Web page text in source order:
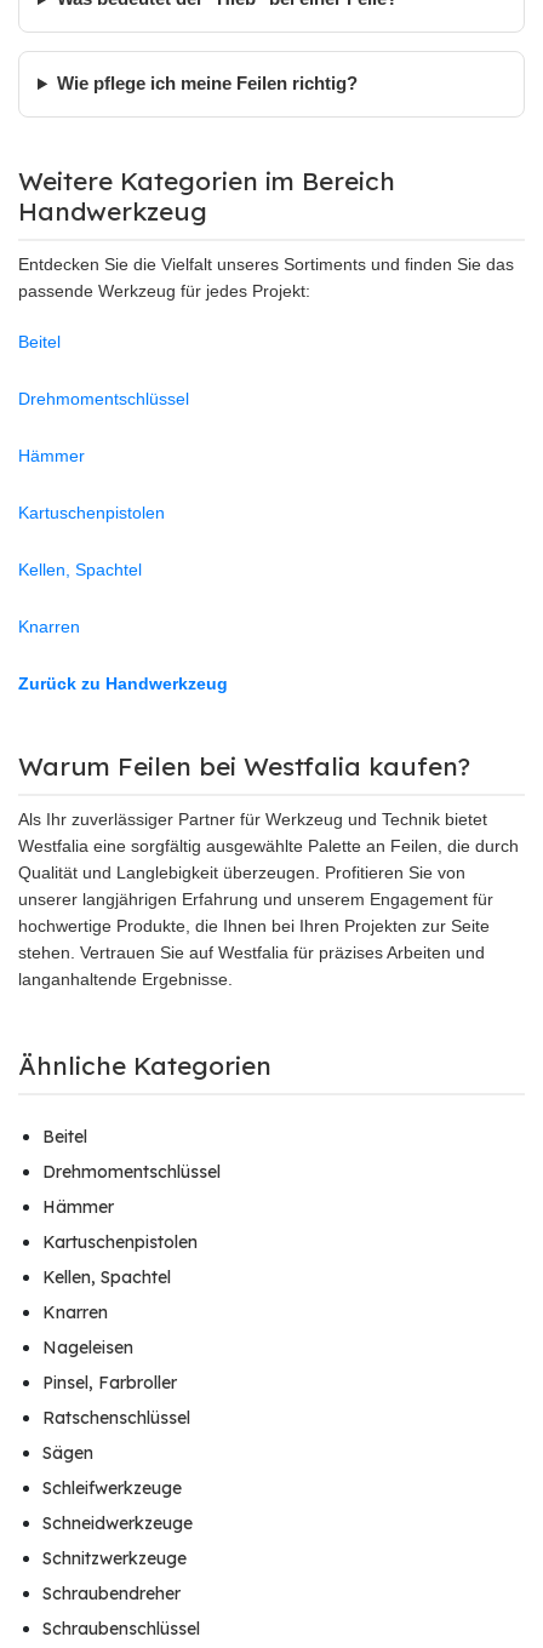
Wie pflege ich meine Feilen richtig?
Weitere Kategorien im Bereich
Handwerkzeug
Entdecken Sie die Vielfalt unseres Sortiments und finden Sie das
passende Werkzeug für jedes Projekt:
Beitel
Drehmomentschlüssel
Hämmer
Kartuschenpistolen
Kellen, Spachtel
Knarren
Zurück zu Handwerkzeug
Warum Feilen bei Westfalia kaufen?
Als Ihr zuverlässiger Partner für Werkzeug und Technik bietet
Westfalia eine sorgfältig ausgewählte Palette an Feilen, die durch
Qualität und Langlebigkeit überzeugen. Profitieren Sie von
unserer langjährigen Erfahrung und unserem Engagement für
hochwertige Produkte, die Ihnen bei Ihren Projekten zur Seite
stehen. Vertrauen Sie auf Westfalia für präzises Arbeiten und
langanhaltende Ergebnisse.
Ähnliche Kategorien
Beitel
Drehmomentschlüssel
Hämmer
Kartuschenpistolen
Kellen, Spachtel
Knarren
Nageleisen
Pinsel, Farbroller
Ratschenschlüssel
Sägen
Schleifwerkzeuge
Schneidwerkzeuge
Schnitzwerkzeuge
Schraubendreher
Schraubenschlüssel